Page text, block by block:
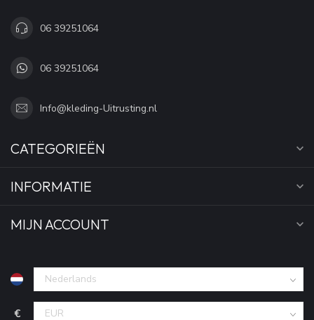
06 39251064
06 39251064
Info@kleding-Uitrusting.nl
CATEGORIEËN
INFORMATIE
MIJN ACCOUNT
€